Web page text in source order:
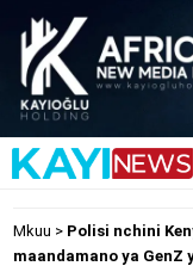
Mkuu > Polisi nchini
maandamano ya GenZ